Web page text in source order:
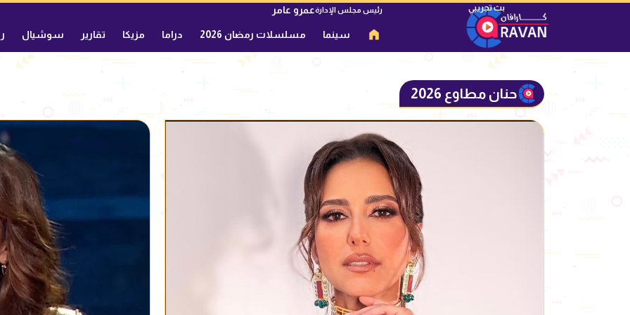
رئيس مجلس الإدارةعمرو عامر
سينما مسلسلات رمضان 2026 دراما مزيكا تقارير سوشيال
حنان مطاوع 2026